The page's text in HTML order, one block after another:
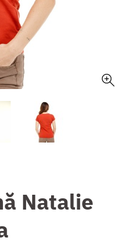
Natalie